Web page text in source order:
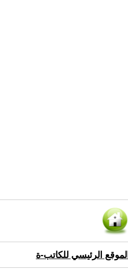
الموقع الرئيسي للكاتب-ة